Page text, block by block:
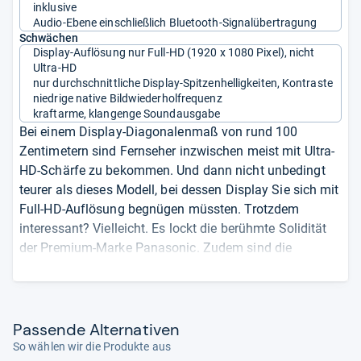
inklusive
Audio-Ebene einschließlich Bluetooth-Signalübertragung
Schwächen
Display-Auflösung nur Full-HD (1920 x 1080 Pixel), nicht
Ultra-HD
nur durchschnittliche Display-Spitzenhelligkeiten, Kontraste
niedrige native Bildwiederholfrequenz
kraftarme, klangenge Soundausgabe
Bei einem Display-Diagonalenmaß von rund 100
Zentimetern sind Fernseher inzwischen meist mit Ultra-
HD-Schärfe zu bekommen. Und dann nicht unbedingt
teurer als dieses Modell, bei dessen Display Sie sich mit
Full-HD-Auflösung begnügen müssten. Trotzdem
interessant? Vielleicht. Es lockt die berühmte Solidität
der Premium-Marke Panasonic. Zudem sind die
der Praxis nicht enorm, gerade bei Zweit- oder
auch die mittelmäßigen Display-Spitzenhelligkeiten zu
bedenken wären - kosten bei der Darstellung von
Pas­sende Alter­na­ti­ven
So wählen wir die Produkte aus